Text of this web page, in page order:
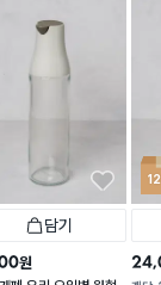
담기
원